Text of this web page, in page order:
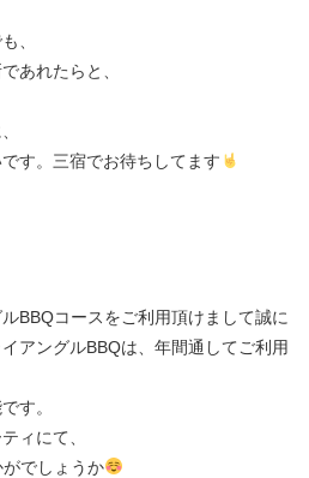
、
あれたらと、
す。三宿でお待ちしてます
BBQコースをご利用頂けまして誠に
アングルBBQは、年間通してご利用
す。
ィにて、
がでしょうか